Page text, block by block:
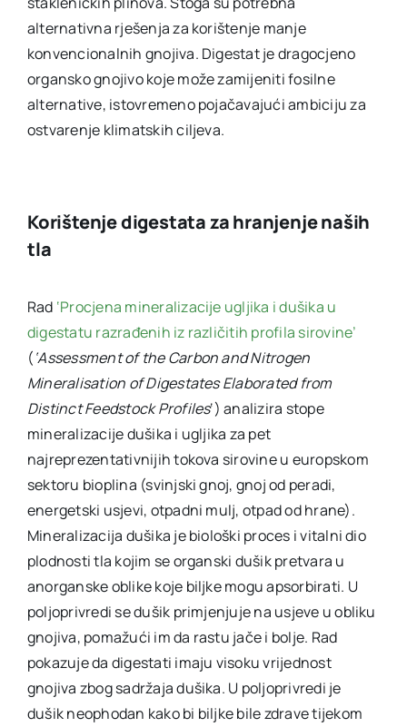
alternativna rješenja za korištenje manje
konvencionalnih gnojiva. Digestat je dragocjeno
organsko gnojivo koje može zamijeniti fosilne
alternative, istovremeno pojačavajući ambiciju za
ostvarenje klimatskih ciljeva.
Korištenje digestata za hranjenje naših
tla
Rad ‘Procjena mineralizacije ugljika i dušika u
digestatu razrađenih iz različitih profila sirovine’
(‘Assessment of the Carbon and Nitrogen
Mineralisation of Digestates Elaborated from
Distinct Feedstock Profiles‘) analizira stope
mineralizacije dušika i ugljika za pet
najreprezentativnijih tokova sirovine u europskom
sektoru bioplina (svinjski gnoj, gnoj od peradi,
energetski usjevi, otpadni mulj, otpad od hrane).
Mineralizacija dušika je biološki proces i vitalni dio
plodnosti tla kojim se organski dušik pretvara u
anorganske oblike koje biljke mogu apsorbirati. U
poljoprivredi se dušik primjenjuje na usjeve u obliku
gnojiva, pomažući im da rastu jače i bolje. Rad
pokazuje da digestati imaju visoku vrijednost
gnojiva zbog sadržaja dušika. U poljoprivredi je
dušik neophodan kako bi biljke bile zdrave tijekom